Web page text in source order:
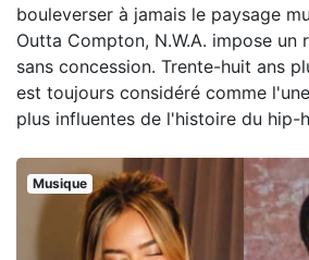
bouleverser à jamais le paysage
Outta Compton, N.W.A. impose un
sans concession. Trente-huit ans
est toujours considéré comme
plus influentes de l'histoire du hip-
Musique